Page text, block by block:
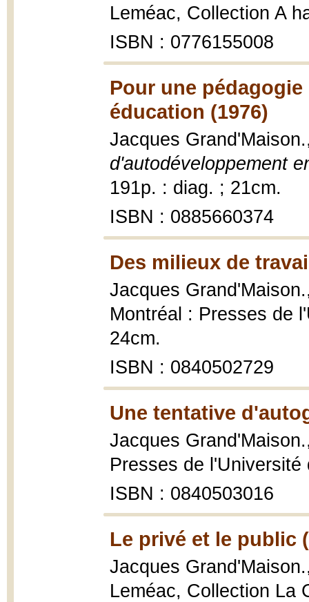
Leméac, Collection A
ISBN : 0776155008
Pour une
éducation (1976)
Jacques
d'autodéveloppement
191p. : diag. ; 21cm.
ISBN : 0885660374
Des milieux de
Jacques
Montréal : Presses de
24cm.
ISBN : 0840502729
Une tentative
Jacques
Presses de
ISBN : 0840503016
Le privé et le public
Jacques
Leméac, Collection La